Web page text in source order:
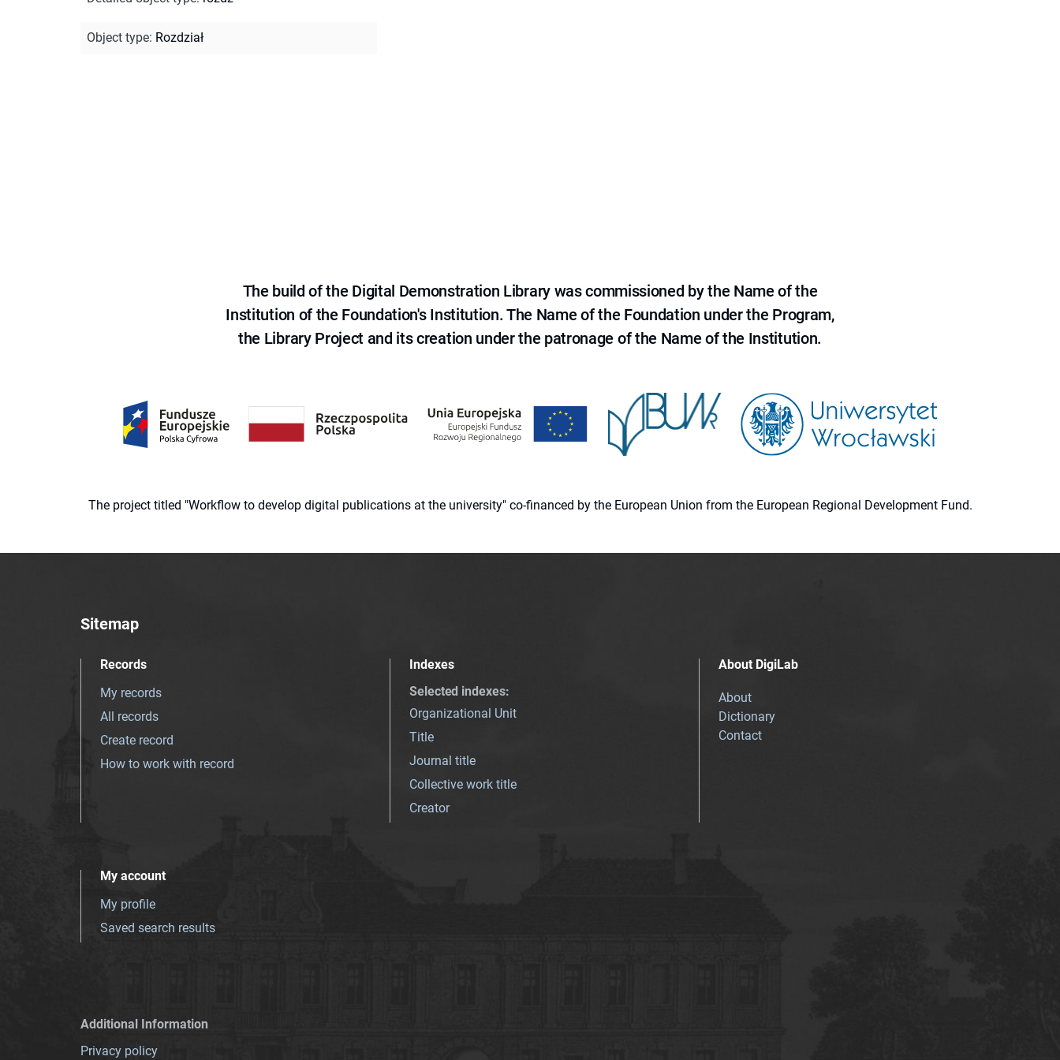
Object type: Rozdział
The build of the Digital Demonstration Library was commissioned by the Name of the
Institution of the Foundation's Institution. The Name of the Foundation under the Program,
the Library Project and its creation under the patronage of the Name of the Institution.
The project titled "Workflow to develop digital publications at the university" co-financed by the European Union from the European Regional Development Fund.
Sitemap
Records
My records
All records
Create record
How to work with record
Indexes
Selected indexes:
Organizational Unit
Title
Journal title
Collective work title
Creator
About DigiLab
About
Dictionary
Contact
My account
My profile
Saved search results
Additional Information
Privacy policy